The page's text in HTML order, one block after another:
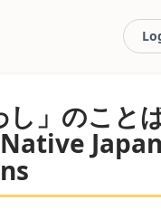
し」のこと